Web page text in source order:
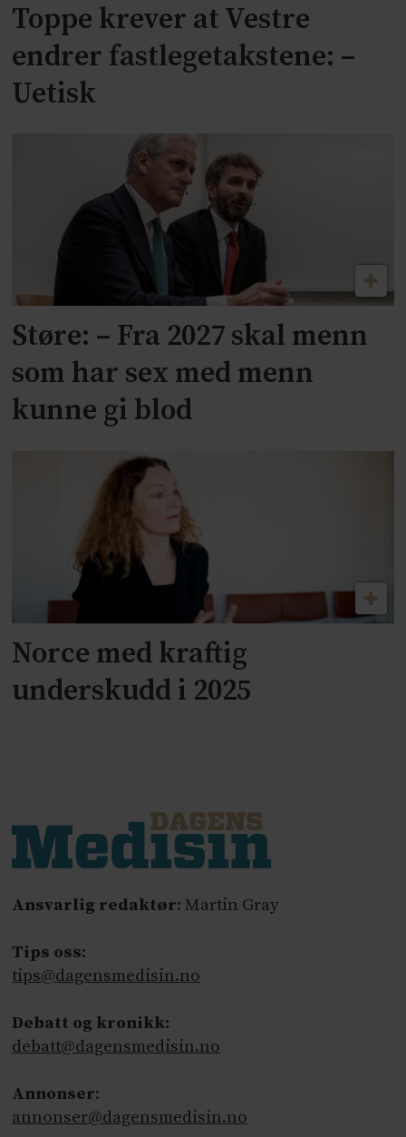
Toppe krever at Vestre
endrer fastlegetakstene: –
Uetisk
Støre: – Fra 2027 skal menn
som har sex med menn
kunne gi blod
Norce med kraftig
underskudd i 2025
Ansvarlig redaktør: Martin Gray
Tips oss:
tips@dagensmedisin.no
Debatt og kronikk:
debatt@dagensmedisin.no
Annonser:
annonser@dagensmedisin.no